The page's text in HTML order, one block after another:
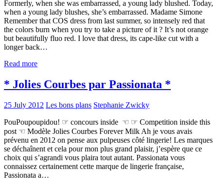
Formerly, when she was embarrassed, a young lady blushed. Today,
when a young lady blushes, she’s embarrassed. Madame Simone
Remember that COS dress from last summer, so intensely red that
the colors burn when you try to take a picture of it ? It’s not orange
but beautifully fluo red. I love that dress, its cape-like cut with a
longer back…
Read more
* Jolies Courbes par Passionata *
25 July 2012 Les bons plans Stephanie Zwicky
PouPoupoupidou! ☞ concours inside ☜ ☞ Competition inside this
post ☜ Modèle Jolies Courbes Forever Milk Ah je vous avais
prévenu en 2012 on pense aux pulpeuses côté lingerie! Les marques
se déchaînent et cela pour mon plus grand plaisir, j’espère que ce
choix qui s’agrandi vous plaira tout autant. Passionata vous
connaissez certainement cette marque de lingerie française,
Passionata a…